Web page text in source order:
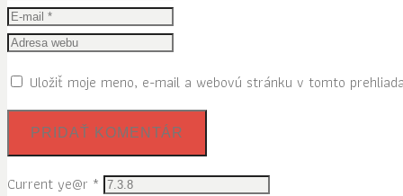
Uložiť moje meno, e-mail a webovú stránku v tomto
Current ye@r *